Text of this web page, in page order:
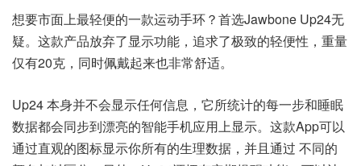
想要市面上最轻便的一款运动手环？首选Jawbone Up24无
疑。这款产品放弃了显示功能，追求了极致的轻便性，重量
仅有20克，同时佩戴起来也非常舒适。
Up24 本身并不会显示任何信息，它所统计的每一步和睡眠
数据都会同步到漂亮的智能手机应用上显示。这款App可以
通过直观的图标显示你所有的生理数据，并且通过 不同的